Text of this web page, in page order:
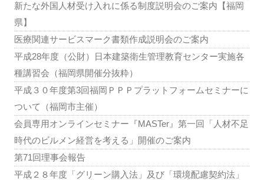
新たな外国人材受け入れに係る制度説明会のご案内【福岡
県】
医療関連サービスマーク書類作成説明会のご案内
平成28年度（公財）日本建築衛生管理教育センター実施各
種講習会（福岡県開催分抜粋）
平成３０年度第3回福岡ＰＰＰプラットフォームセミナーに
ついて（福岡市主催）
会員専用オンラインセミナー『MASTer』第一回「人材不足
時代のビルメン経営を考える」開催のご案内
第71回理事会報告
平成２８年度「グリーン購入法」及び「環境配慮契約法」